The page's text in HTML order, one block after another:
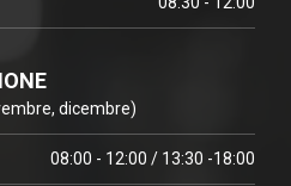
dicembre)
08:00 - 12:00 / 13:30 -18:00